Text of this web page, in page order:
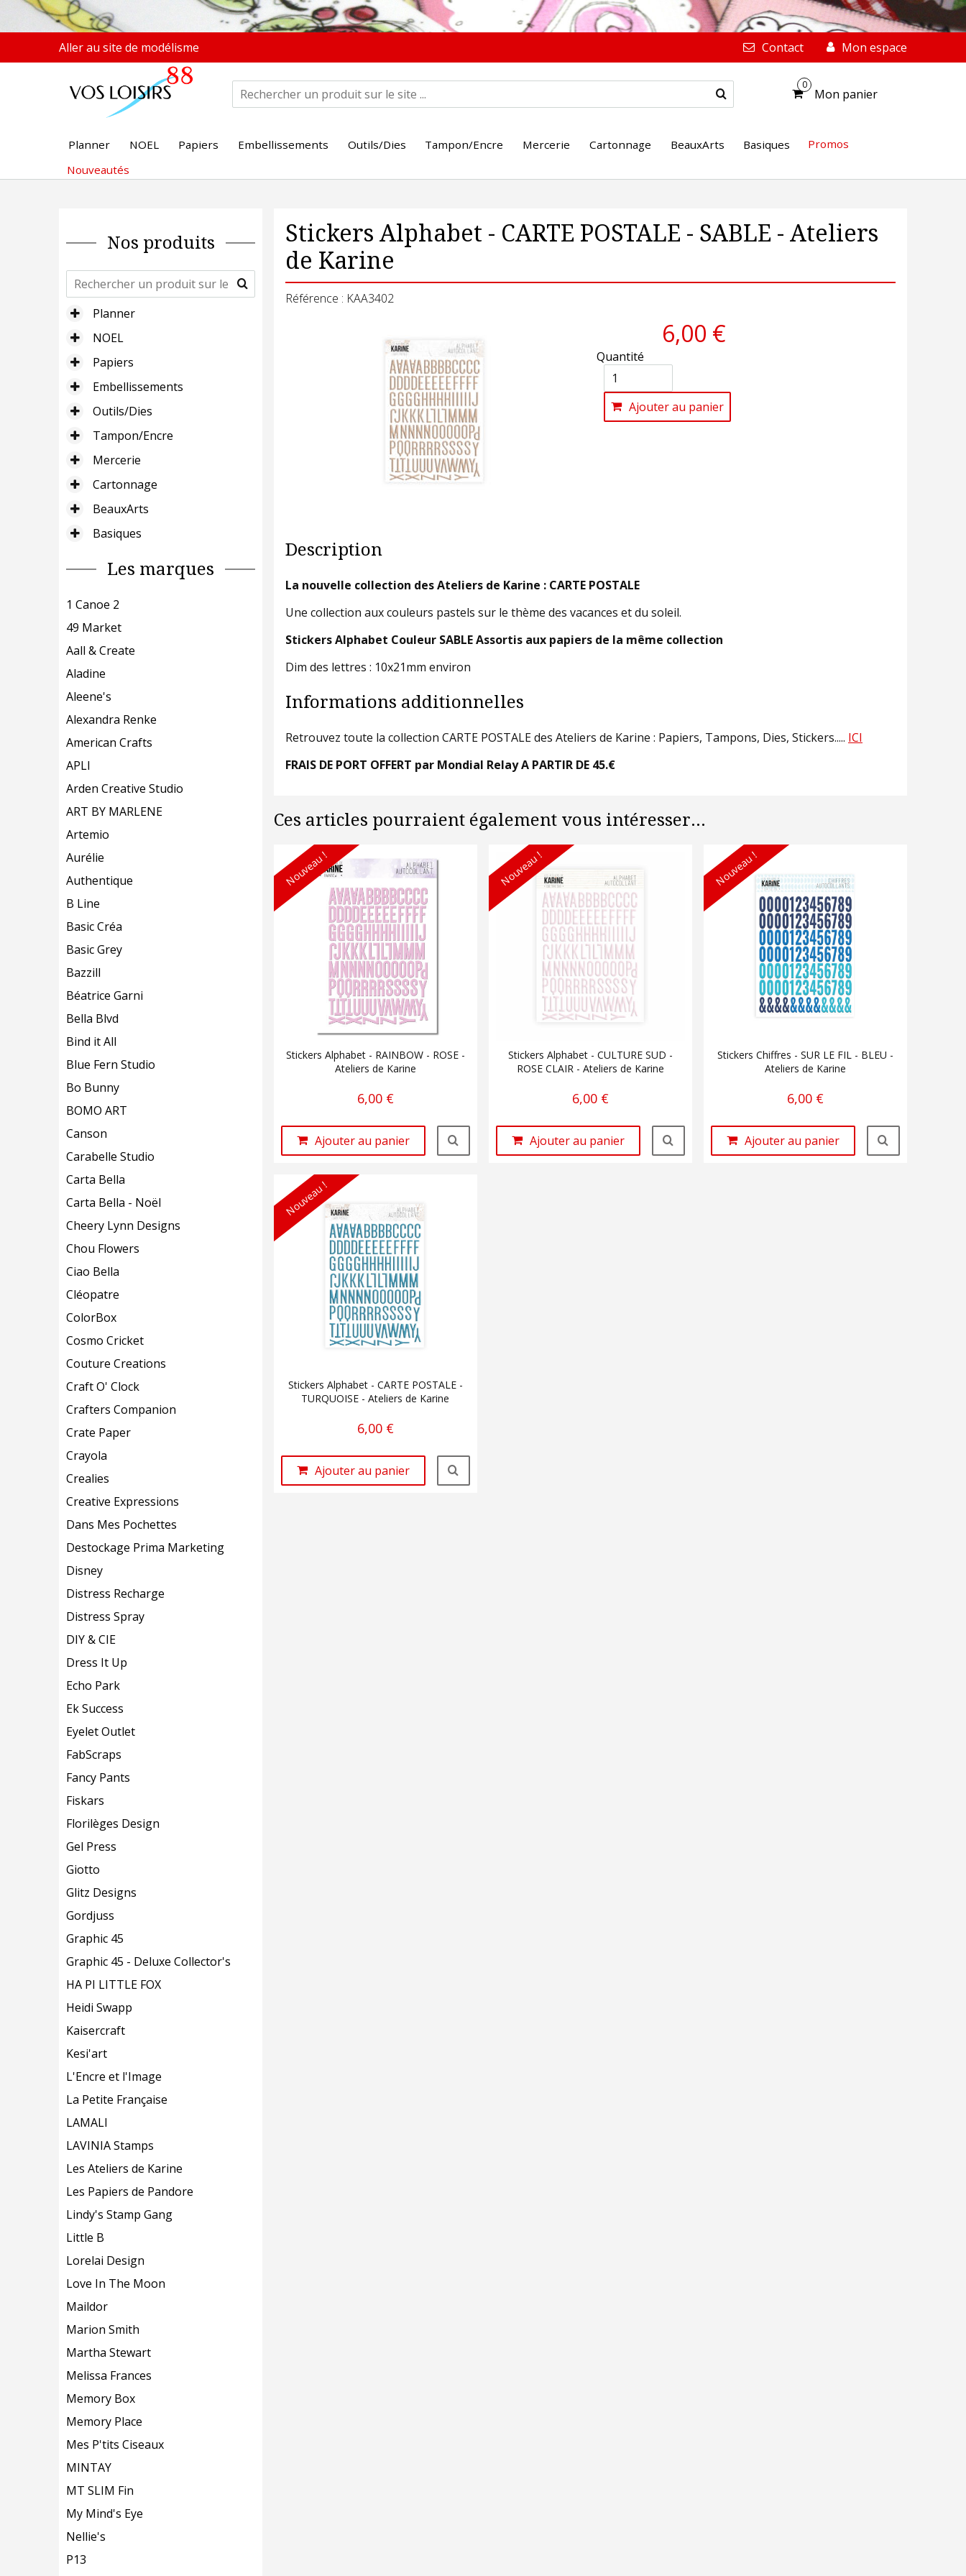
Aller au site de modélisme Contact Mon espace
0
Mon panier
Planner NOEL Papiers Embellissements Outils/Dies Tampon/Encre Mercerie Cartonnage BeauxArts Basiques
Promos
Nouveautés
Nos produits
Planner
NOEL
Papiers
Embellissements
Outils/Dies
Tampon/Encre
Mercerie
Cartonnage
BeauxArts
Basiques
Les marques
1 Canoe 2
49 Market
Aall & Create
Aladine
Aleene's
Alexandra Renke
American Crafts
APLI
Arden Creative Studio
ART BY MARLENE
Artemio
Aurélie
Authentique
B Line
Basic Créa
Basic Grey
Bazzill
Béatrice Garni
Bella Blvd
Bind it All
Blue Fern Studio
Bo Bunny
BOMO ART
Canson
Carabelle Studio
Carta Bella
Carta Bella - Noël
Cheery Lynn Designs
Chou Flowers
Ciao Bella
Cléopatre
ColorBox
Cosmo Cricket
Couture Creations
Craft O' Clock
Crafters Companion
Crate Paper
Crayola
Crealies
Creative Expressions
Dans Mes Pochettes
Destockage Prima Marketing
Disney
Distress Recharge
Distress Spray
DIY & CIE
Dress It Up
Echo Park
Ek Success
Eyelet Outlet
FabScraps
Fancy Pants
Fiskars
Florilèges Design
Gel Press
Giotto
Glitz Designs
Gordjuss
Graphic 45
Graphic 45 - Deluxe Collector's
HA PI LITTLE FOX
Heidi Swapp
Kaisercraft
Kesi'art
L'Encre et l'Image
La Petite Française
LAMALI
LAVINIA Stamps
Les Ateliers de Karine
Les Papiers de Pandore
Lindy's Stamp Gang
Little B
Lorelai Design
Love In The Moon
Maildor
Marion Smith
Martha Stewart
Melissa Frances
Memory Box
Memory Place
Mes P'tits Ciseaux
MINTAY
MT SLIM Fin
My Mind's Eye
Nellie's
P13
Stickers Alphabet - CARTE POSTALE - SABLE - Ateliers
de Karine
Référence : KAA3402
6,00 €
Quantité
Ajouter au panier
Description
La nouvelle collection des Ateliers de Karine : CARTE POSTALE
Une collection aux couleurs pastels sur le thème des vacances et du soleil.
Stickers Alphabet Couleur SABLE Assortis aux papiers de la même collection
Dim des lettres : 10x21mm environ
Informations additionnelles
Retrouvez toute la collection CARTE POSTALE des Ateliers de Karine : Papiers, Tampons, Dies, Stickers..... ICI
FRAIS DE PORT OFFERT par Mondial Relay A PARTIR DE 45.€
Ces articles pourraient également vous intéresser...
Nouveau !
Stickers Alphabet - RAINBOW - ROSE -
Ateliers de Karine
6,00 €
Ajouter au panier
Nouveau !
Stickers Alphabet - CULTURE SUD -
ROSE CLAIR - Ateliers de Karine
6,00 €
Ajouter au panier
Nouveau !
Stickers Chiffres - SUR LE FIL - BLEU -
Ateliers de Karine
6,00 €
Ajouter au panier
Nouveau !
Stickers Alphabet - CARTE POSTALE -
TURQUOISE - Ateliers de Karine
6,00 €
Ajouter au panier